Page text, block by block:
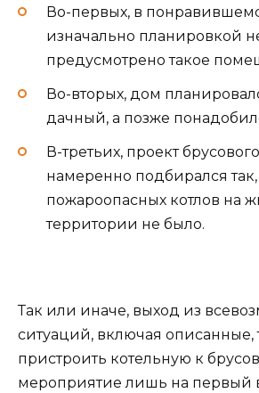
Во-первых, в
изначально планировкой
предусмотрено такое
Во-вторых, дом
дачный, а позже
В-третьих, проект
намеренно подбирался
пожароопасных котлов на
территории не было.
Так или иначе, выход из
ситуаций, включая описанные,
пристроить котельную к
мероприятие лишь на первый